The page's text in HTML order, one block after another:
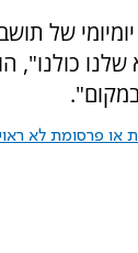
של
כולנו",
פרסומת לא